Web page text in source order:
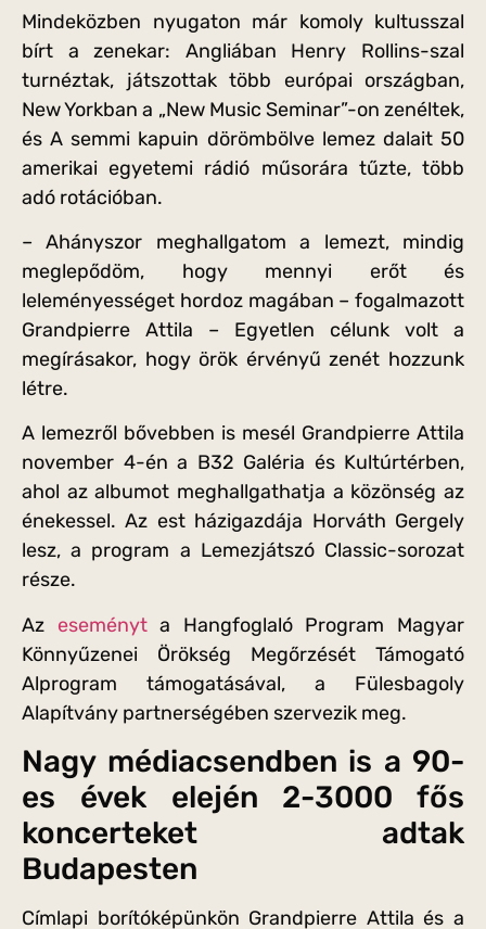
Mindeközben nyugaton már komoly kultusszal
bírt a zenekar: Angliában Henry Rollins-szal
turnéztak, játszottak több európai országban,
New Yorkban a „New Music Seminar”-on zenéltek,
és A semmi kapuin dörömbölve lemez dalait 50
amerikai egyetemi rádió műsorára tűzte, több
adó rotációban.
– Ahányszor meghallgatom a lemezt, mindig
meglepődöm, hogy mennyi erőt és
leleményességet hordoz magában – fogalmazott
Grandpierre Attila – Egyetlen célunk volt a
megírásakor, hogy örök érvényű zenét hozzunk
létre.
A lemezről bővebben is mesél Grandpierre Attila
november 4-én a B32 Galéria és Kultúrtérben,
ahol az albumot meghallgathatja a közönség az
énekessel. Az est házigazdája Horváth Gergely
lesz, a program a Lemezjátszó Classic-sorozat
része.
Az eseményta Hangfoglaló Program Magyar
Könnyűzenei Örökség Megőrzését Támogató
Alprogram támogatásával, a Fülesbagoly
Alapítvány partnerségében szervezik meg.
Nagy médiacsendben is a 90-
es évek elején 2-3000 fős
koncerteket adtak
Budapesten
Címlapi borítóképünkön Grandpierre Attila és a